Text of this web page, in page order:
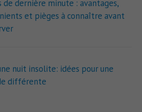
de dernière minute : avantages,
et pièges à connaître avant
nuit insolite: idées pour une
différente